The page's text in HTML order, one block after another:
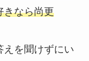
きなら尚更
えを聞けずにい